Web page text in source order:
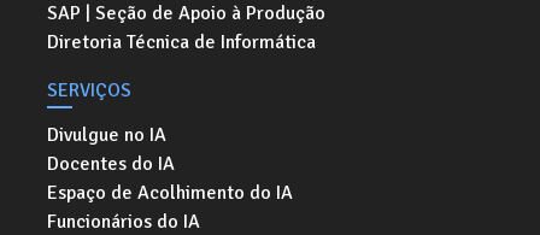
SAP | Seção de Apoio à Produção
Diretoria Técnica de Informática
SERVIÇOS
Divulgue no IA
Docentes do IA
Espaço de Acolhimento do IA
Funcionários do IA